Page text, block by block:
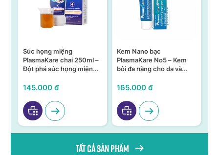
Súc họng miệng
PlasmaKare chai 250ml –
Đột phá súc họng miệng
145.000 đ
Kem Nano bạc
PlasmaKare No5 – Kem
bôi đa năng cho da và
165.000 đ
Tất cả sản phẩm